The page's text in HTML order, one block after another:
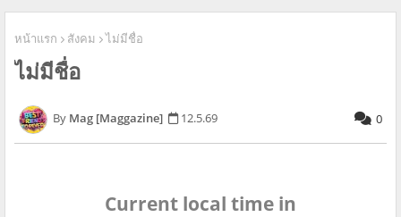
หน้าแรก สังคม ไม่มีชื่อ
ไม่มีชื่อ
Mag [Maggazine] 12.5.69 0
Current local time in